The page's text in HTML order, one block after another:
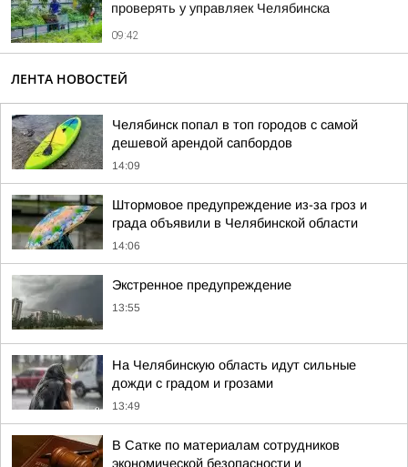
проверять у управляек Челябинска
09:42
ЛЕНТА НОВОСТЕЙ
Челябинск попал в топ городов с самой
дешевой арендой сапбордов
14:09
Штормовое предупреждение из-за гроз и
града объявили в Челябинской области
14:06
Экстренное предупреждение
13:55
На Челябинскую область идут сильные
дожди с градом и грозами
13:49
В Сатке по материалам сотрудников
экономической безопасности и